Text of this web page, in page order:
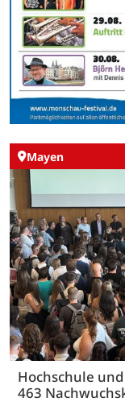
Mayen
Hochschule
463